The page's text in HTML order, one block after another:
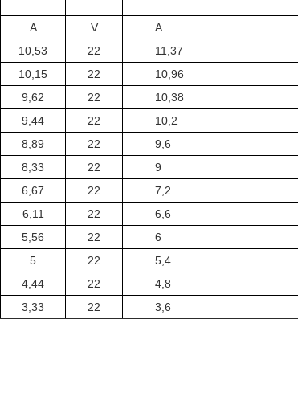
A V
A
10,53 22
11,37
10,15 22
10,96
9,62 22
10,38
9,44 22
10,2
8,89 22
9,6
8,33 22
9
6,67 22
7,2
6,11 22
6,6
5,56 22
6
5 22
5,4
4,44 22
4,8
3,33 22 3,6